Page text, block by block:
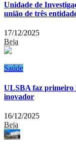
Unidade de
união de três
17/12/2025
Beja
Saúde
ULSBA faz primeiro
inovador
16/12/2025
Beja